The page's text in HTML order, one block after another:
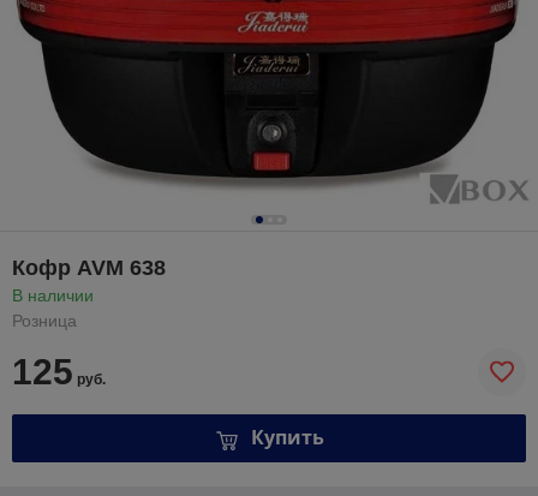
Кофр AVM 638
В наличии
Розница
125 руб.
Купить